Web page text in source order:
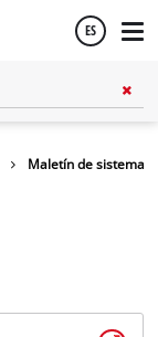
ES
Maletín de sistema